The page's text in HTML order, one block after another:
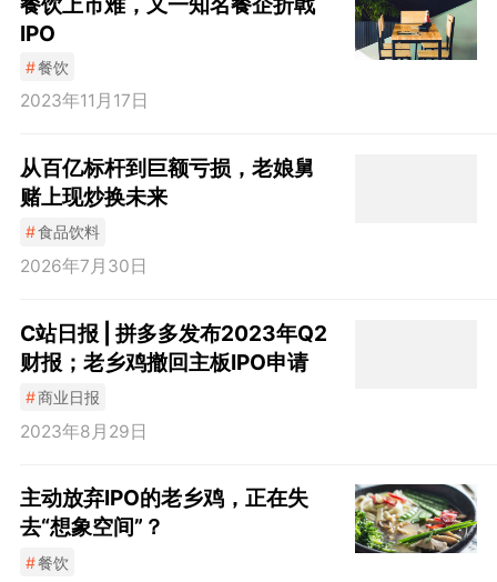
IPO
#餐饮
2023年11月17日
从百亿标杆到巨额亏损，老娘舅
赌上现炒换未来
#食品饮料
2026年7月30日
C站日报 | 拼多多发布2023年Q2
财报；老乡鸡撤回主板IPO申请
#商业日报
2023年8月29日
主动放弃IPO的老乡鸡，正在失
去“想象空间”？
#餐饮